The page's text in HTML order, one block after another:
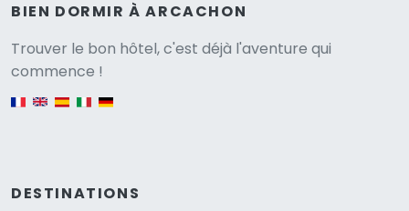
BIEN DORMIR À ARCACHON
Trouver le bon hôtel, c'est déjà l'aventure qui
commence !
English version
DESTINATIONS